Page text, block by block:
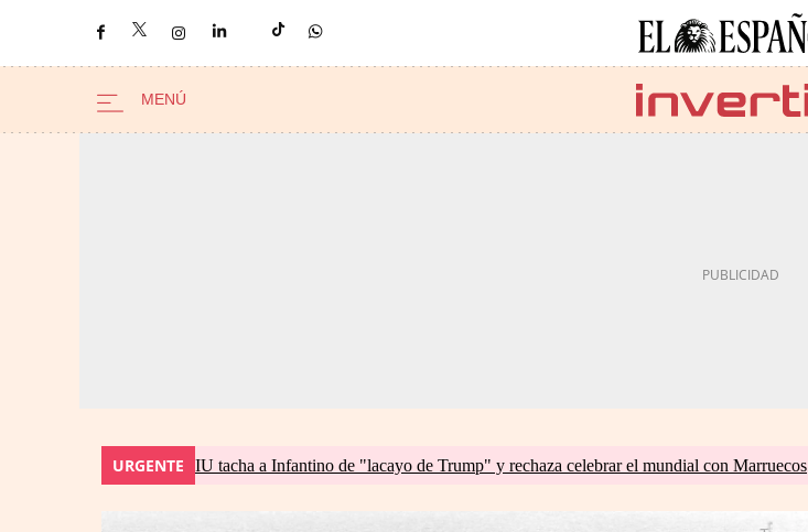
URGENTE IU tacha a Infantino de "lacayo de Trump" y rechaza celebrar el mundial con Marruecos